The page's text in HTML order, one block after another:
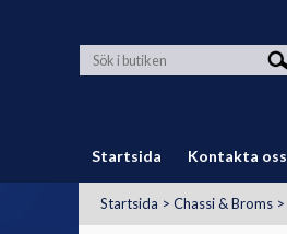
Startsida Kontakta oss
Startsida > Chassi & Broms >